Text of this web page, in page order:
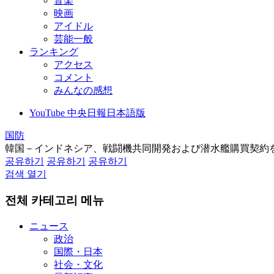
映画
アイドル
芸能一般
ランキング
アクセス
コメント
みんなの感想
YouTube 中央日報日本語版
国防
韓国－インドネシア、戦闘機共同開発および潜水艦購買契約
공유하기
공유하기
공유하기
검색 열기
전체 카테고리 메뉴
ニュース
政治
国際・日本
社会・文化